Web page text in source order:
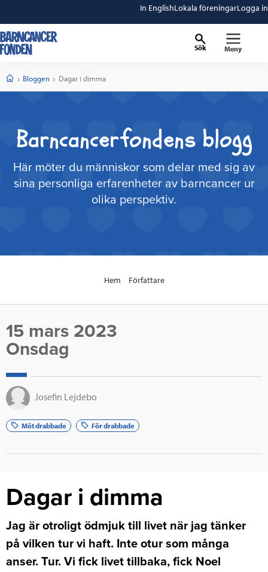
In EnglishLokala föreningarLogga in
Sök Meny
StartBloggen Current:
Dagar i dimma
Barncancerfondens blogg
Här möter du människor som delar med sig av
sina personliga erfarenheter av barncancer ur
olika perspektiv.
Hem Författare
15 mars 2023
Onsdag
Josefin Lejdebo
Möt drabbade För drabbade
Dagar i dimma
Jag är otroligt ödmjuk till livet när jag tänker
på vilken tur vi haft. Inte otur som många
anser. Tur. Vi fick livet tillbaka, fick Noel